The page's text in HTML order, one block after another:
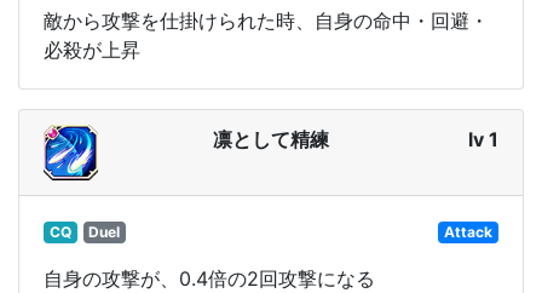
敵から攻撃を仕掛けられた時、自身の命中・回避・
必殺が上昇
凛として精練 lv 1
CQ Duel Attack
自身の攻撃が、0.4倍の2回攻撃になる